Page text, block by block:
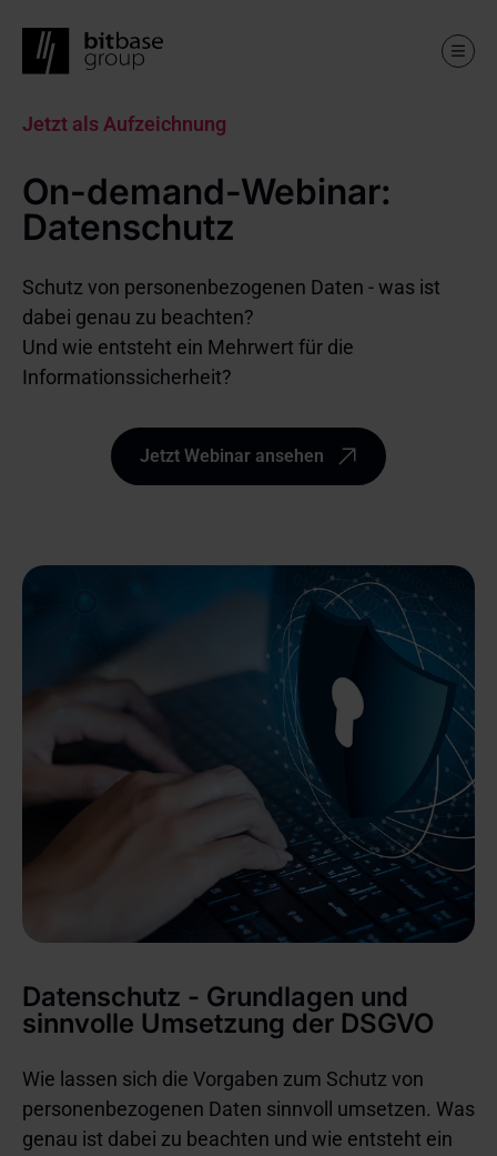
Skip
content
Jetzt als Aufzeichnung
On-demand-Webinar:
Datenschutz
Schutz von personenbezogenen Daten - was ist
dabei genau zu beachten?
Und wie entsteht ein Mehrwert für die
Informationssicherheit?
Jetzt Webinar ansehen
Datenschutz - Grundlagen und
sinnvolle Umsetzung der DSGVO
Wie lassen sich die Vorgaben zum Schutz von
personenbezogenen Daten sinnvoll umsetzen. Was
genau ist dabei zu beachten und wie entsteht ein